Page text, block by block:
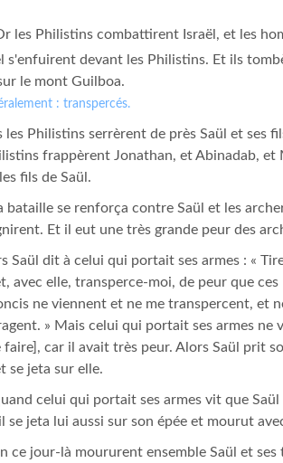
les Philistins combattirent Israël, et les
s'enfuirent devant les Philistins. Et ils
le mont Guilboa.
: transpercés.
les Philistins serrèrent de près Saül et ses
frappèrent Jonathan, et Abinadab, et
fils de Saül.
bataille se renforça contre Saül et les
Et il eut une très grande peur des
Saül dit à celui qui portait ses armes : «
avec elle, transperce-moi, de peur que ces
ne viennent et ne me transpercent, et
» Mais celui qui portait ses armes ne
faire], car il avait très peur. Alors Saül prit
se jeta sur elle.
celui qui portait ses armes vit que
se jeta lui aussi sur son épée et mourut
ce jour-là moururent ensemble Saül et ses